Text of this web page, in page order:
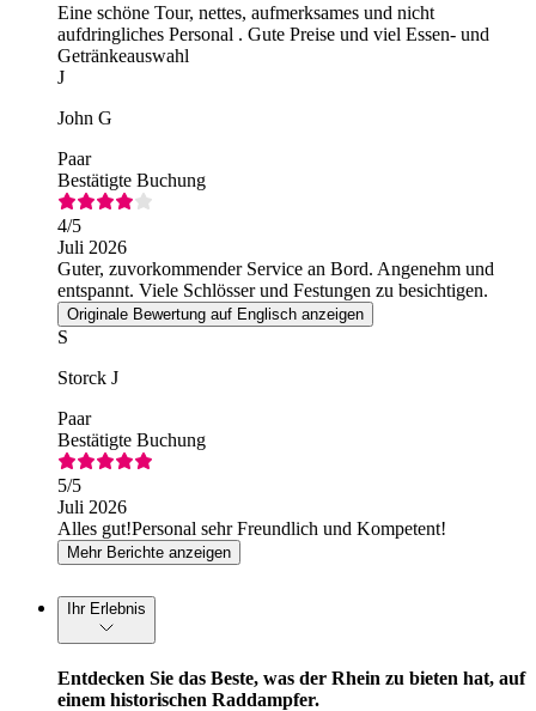
Eine schöne Tour, nettes, aufmerksames und nicht
aufdringliches Personal . Gute Preise und viel Essen- und
Getränkeauswahl
J
John G
Paar
Bestätigte Buchung
4/5
Juli 2026
Guter, zuvorkommender Service an Bord. Angenehm und
entspannt. Viele Schlösser und Festungen zu besichtigen.
Originale Bewertung auf Englisch anzeigen
S
Storck J
Paar
Bestätigte Buchung
5/5
Juli 2026
Alles gut!Personal sehr Freundlich und Kompetent!
Mehr Berichte anzeigen
Ihr Erlebnis
Entdecken Sie das Beste, was der Rhein zu bieten hat, auf
einem historischen Raddampfer.